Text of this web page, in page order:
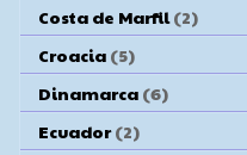
Costa de Marfil (2)
Croacia (5)
Dinamarca (6)
Ecuador (2)